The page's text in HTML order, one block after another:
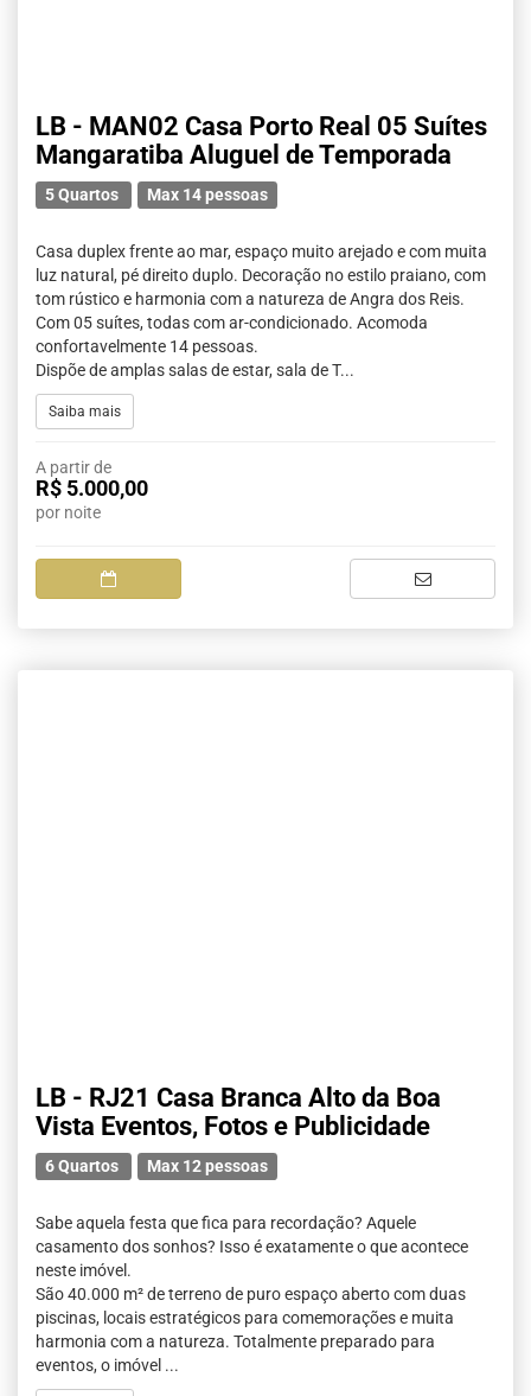
LB - MAN02 Casa Porto Real 05 Suítes
Mangaratiba Aluguel de Temporada
5 Quartos Max 14 pessoas
Casa duplex frente ao mar, espaço muito arejado e com muita
luz natural, pé direito duplo. Decoração no estilo praiano, com
tom rústico e harmonia com a natureza de Angra dos Reis.
Com 05 suítes, todas com ar-condicionado. Acomoda
confortavelmente 14 pessoas.
Dispõe de amplas salas de estar, sala de T...
Saiba mais
A partir de
R$ 5.000,00
por noite
LB - RJ21 Casa Branca Alto da Boa
Vista Eventos, Fotos e Publicidade
6 Quartos Max 12 pessoas
Sabe aquela festa que fica para recordação? Aquele
casamento dos sonhos? Isso é exatamente o que acontece
neste imóvel.
São 40.000 m² de terreno de puro espaço aberto com duas
piscinas, locais estratégicos para comemorações e muita
harmonia com a natureza. Totalmente preparado para
eventos, o imóvel ...